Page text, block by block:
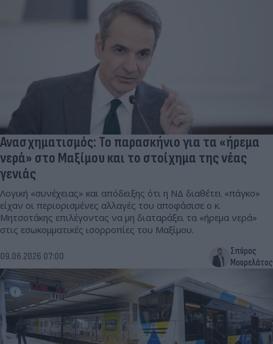
Ανασχηματισμός: Το παρασκήνιο για τα «ήρεμα
νερά» στο Μαξίμου και το στοίχημα της νέας
γενιάς
Λογική «συνέχειας» και απόδειξης ότι η ΝΔ διαθέτει «πάγκο»
είχαν οι περιορισμένες αλλαγές του αποφάσισε ο κ.
Μητσοτάκης επιλέγοντας να μη διαταράξει τα «ήρεμα νερά»
στις εσωκομματικές ισορροπίες του Μαξίμου.
09.06.2026 07:00
Σπύρος
Μουρελάτος